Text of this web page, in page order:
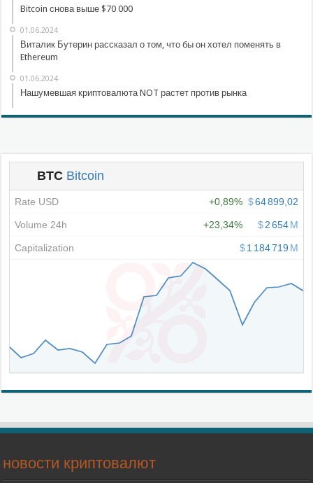
Bitcoin снова выше $70 000
01.06.2024
Виталик Бутерин рассказал о том, что бы он хотел поменять в
Ethereum
01.06.2024
Нашумевшая криптовалюта NOT растет против рынка
новости криптовалют